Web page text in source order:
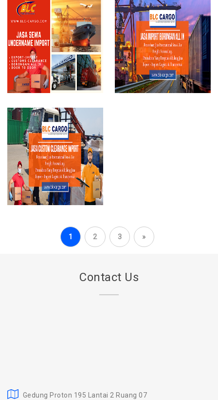
1 2 3 »
Contact Us
Gedung Proton 195 Lantai 2 Ruang 07